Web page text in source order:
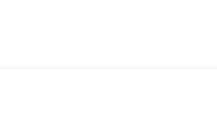
sans complications.
du marché.